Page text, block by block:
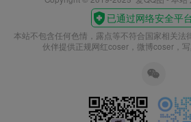
本站不包含任何色情，露点等不符合国家相关法
伙伴提供正规网红coser，微博coser，写